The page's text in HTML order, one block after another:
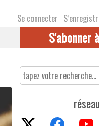
Se connecter
S'abonner